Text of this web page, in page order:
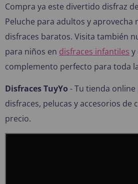
Compra ya este divertido disfraz
Peluche para adultos y aprovecha
disfraces baratos. Visita también
para niños en disfraces infantiles y
complemento perfecto para toda
Disfraces TuyYo - Tu tienda
disfraces, pelucas y accesorios de
precio.